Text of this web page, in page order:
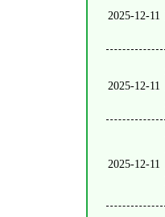
2025-12-11
2025-12-11
2025-12-11